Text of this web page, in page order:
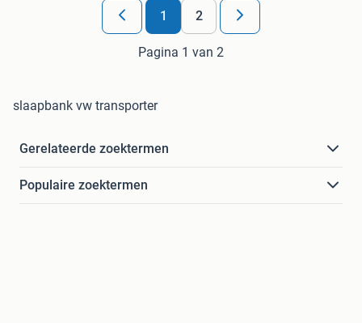
1 2
Pagina 1 van 2
slaapbank vw transporter
Gerelateerde zoektermen
Populaire zoektermen